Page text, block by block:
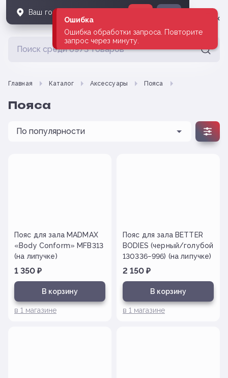
Владивосток
Главная Каталог Аксессуары Пояса
Пояса
Пояс для зала MADMAX
«Body Conform» MFB313
(на липучке)
1 350 ₽
В корзину
в 1 магазине
Пояс для зала BETTER
BODIES (черный/голубой
130336−996) (на липучке)
2 150 ₽
В корзину
в 1 магазине
Ошибка
Ошибка обработки запроса. Повторите
запрос через минуту.
Ваш город